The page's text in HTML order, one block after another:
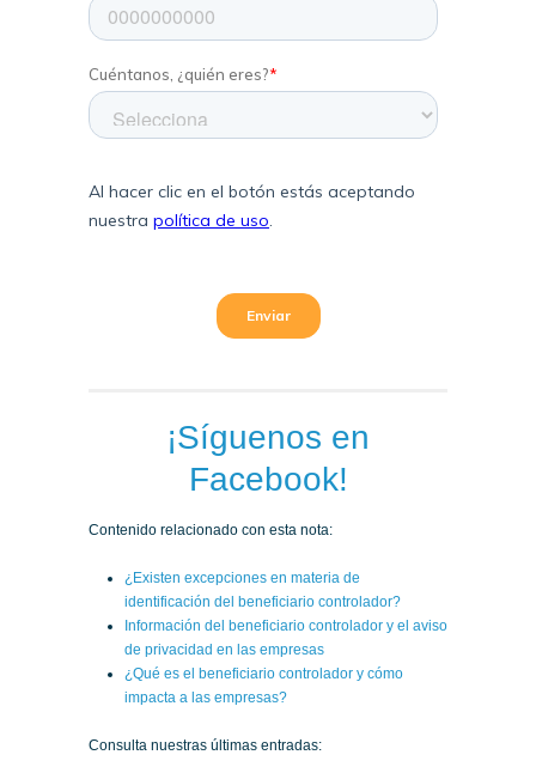
¡Síguenos en
Facebook!
Contenido relacionado con esta nota:
¿Existen excepciones en materia de
identificación del beneficiario controlador?
Información del beneficiario controlador y el aviso
de privacidad en las empresas
¿Qué es el beneficiario controlador y cómo
impacta a las empresas?
Consulta nuestras últimas entradas: